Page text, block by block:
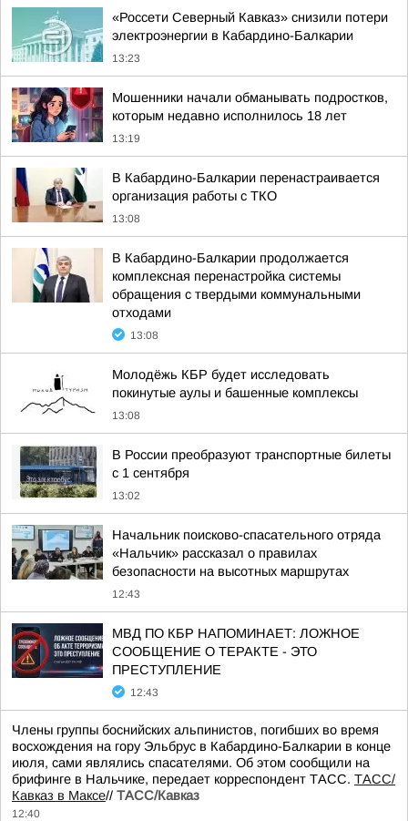
«Россети Северный Кавказ» снизили потери
электроэнергии в Кабардино-Балкарии
13:23
Мошенники начали обманывать подростков,
которым недавно исполнилось 18 лет
13:19
В Кабардино-Балкарии перенастраивается
организация работы с ТКО
13:08
В Кабардино-Балкарии продолжается
комплексная перенастройка системы
обращения с твердыми коммунальными
отходами
13:08
Молодёжь КБР будет исследовать
покинутые аулы и башенные комплексы
13:08
В России преобразуют транспортные билеты
с 1 сентября
13:02
Начальник поисково-спасательного отряда
«Нальчик» рассказал о правилах
безопасности на высотных маршрутах
12:43
МВД ПО КБР НАПОМИНАЕТ: ЛОЖНОЕ
СООБЩЕНИЕ О ТЕРАКТЕ - ЭТО
ПРЕСТУПЛЕНИЕ
12:43
Члены группы боснийских альпинистов, погибших во время
восхождения на гору Эльбрус в Кабардино-Балкарии в конце
июля, сами являлись спасателями. Об этом сообщили на
брифинге в Нальчике, передает корреспондент ТАСС. ТАСС/
Кавказ в Максе// ТАСС/Кавказ
12:40